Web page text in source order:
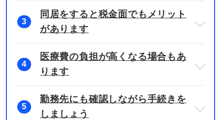
3
同居をすると税金面でもメリット
があります
4
医療費の負担が高くなる場合もあ
ります
5
勤務先にも確認しながら手続きを
しましょう